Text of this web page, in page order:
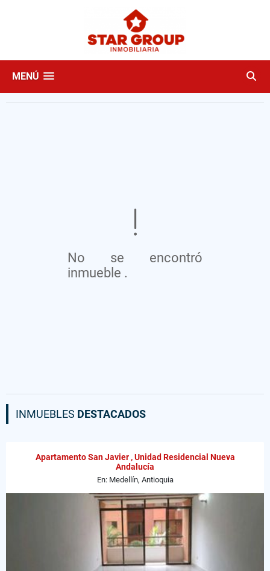
MENÚ
No se encontró
inmueble .
INMUEBLES DESTACADOS
Apartamento San Javier , Unidad Residencial Nueva
Andalucía
En: Medellín, Antioquia